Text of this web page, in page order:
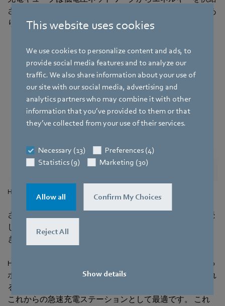
This website uses cookies
We use cookies to personalize content and ads, to
provide social media features and to analyze our
traffic. We also share information about your use of
our site with our social media, advertising and
analytics partners who may combine it with other
information that you’ve provided to them or that
they’ve collected from your use of their services.
Necessary (13)
Preferences (4)
Statistics (9)
Marketing (30)
Allow all Confirm My Choices
Reject All
Show details
され続けるので、蓄えたエネルギーがセロになることはあ
りません。
HPC ブースターとディスペンサー(Photo | ADS-TEC)
さらに別のHPCディスペンサーを急速充電キューブに接続
して、2台の電気自動車に同時に電力を供給することがで
きます。 そしてそれは車両の電圧を選びません。
HPC Boosterを使用すれば全ての一般的な電気自動車が200
ボルトから充電できる上、今後のモデルで採用が考えられ
る最大920ボルトまで対応できるので、パワーキューブは
これからの急速充電ステーションとして最適です。 これ